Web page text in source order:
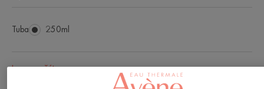
Tuba Tuba
250ml
Lze použít pro